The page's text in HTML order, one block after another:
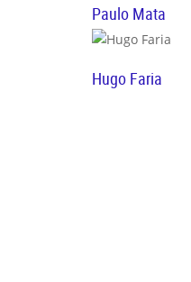
Paulo Mata
Hugo Faria